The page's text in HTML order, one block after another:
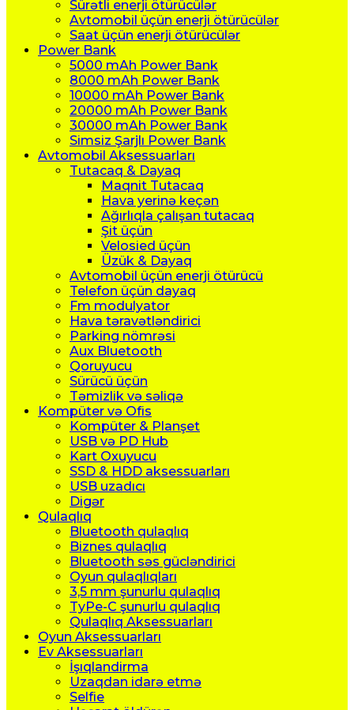
Sürətli enerji ötürücülər
Avtomobil üçün enerji ötürücülər
Saat üçün enerji ötürücülər
Power Bank
5000 mAh Power Bank
8000 mAh Power Bank
10000 mAh Power Bank
20000 mAh Power Bank
30000 mAh Power Bank
Simsiz Şarjlı Power Bank
Avtomobil Aksessuarları
Tutacaq & Dayaq
Maqnit Tutacaq
Hava yerinə keçən
Ağırlıqla çalışan tutacaq
Şit üçün
Velosied üçün
Üzük & Dayaq
Avtomobil üçün enerji ötürücü
Telefon üçün dayaq
Fm modulyator
Hava təravətləndirici
Parking nömrəsi
Aux Bluetooth
Qoruyucu
Sürücü üçün
Təmizlik və səliqə
Kompüter və Ofis
Kompüter & Planşet
USB və PD Hub
Kart Oxuyucu
SSD & HDD aksessuarları
USB uzadıcı
Digər
Qulaqlıq
Bluetooth qulaqlıq
Biznes qulaqlıq
Bluetooth səs gücləndirici
Oyun qulaqlıqları
3,5 mm şunurlu qulaqlıq
TyPe-C şunurlu qulaqlıq
Qulaqlıq Aksessuarları
Oyun Aksessuarları
Ev Aksessuarları
İşıqlandirma
Uzaqdan idarə etmə
Selfie